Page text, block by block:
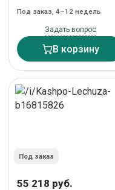
Под заказ, 4–12 недель
Задать вопрос
В корзину
Под заказ
55 218 руб.